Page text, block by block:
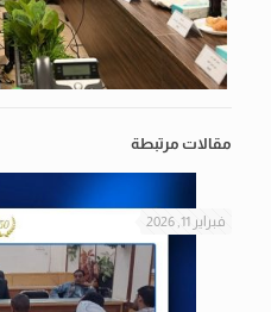
مقالات مرتبطة
فبراير 11, 2026